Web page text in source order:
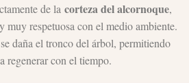
de la corteza del alcornoque,
muy respetuosa con el medio ambiente.
daña el tronco del árbol, permitiendo
regenerar con el tiempo.